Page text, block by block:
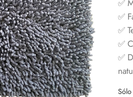
✅
✅
✅
✅
✅